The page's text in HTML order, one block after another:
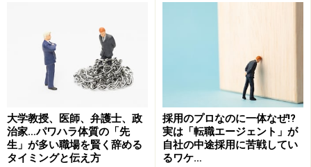
一日の仕事のイメージはどうか？
稲作農家の一日のおよそのスケジュールです。
5：00または6：00 起床・農作業
大学教授、医師、弁護士、政
治家…パワハラ体質の「先
生」が多い職場を賢く辞める
タイミングと伝え方
採用のプロなのに一体なぜ!?
実は「転職エージェント」が
自社の中途採用に苦戦してい
るワケ…